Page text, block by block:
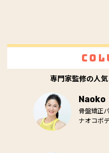
専門家監修の人
Naoko
骨盤矯正
ナオコボ